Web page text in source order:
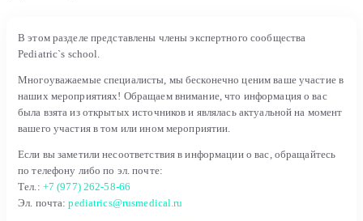
В этом разделе представлены члены экспертного сообщества
Pediatric`s school.
Многоуважаемые специалисты, мы бесконечно ценим ваше участие в
наших мероприятиях! Обращаем внимание, что информация о вас
была взята из открытых источников и являлась актуальной на момент
вашего участия в том или ином мероприятии.
Если вы заметили несоответствия в информации о вас, обращайтесь
по телефону либо по эл. почте:
Тел.: +7 (977) 262-58-66
Эл. почта:pediatrics@rusmedical.ru